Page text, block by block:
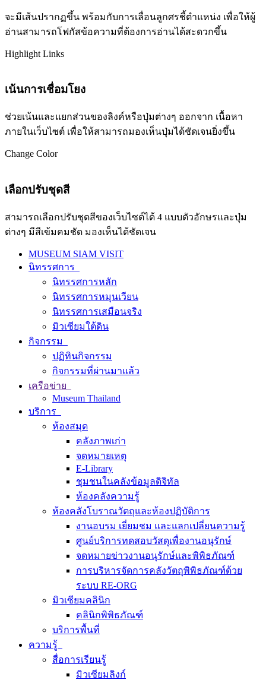
จะมีเส้นปรากฏขึ้น พร้อมกับการเลื่อนลูกศรชี้ตำแหน่ง เพื่อให้ผู้
อ่านสามารถโฟกัสข้อความที่ต้องการอ่านได้สะดวกขึ้น
Highlight Links
เน้นการเชื่อมโยง
ช่วยเน้นและแยกส่วนของลิงค์หรือปุ่มต่างๆ ออกจาก เนื้อหา
ภายในเว็บไซต์ เพื่อให้สามารถมองเห็นปุ่มได้ชัดเจนยิ่งขึ้น
Change Color
เลือกปรับชุดสี
สามารถเลือกปรับชุดสีของเว็บไซต์ได้ 4 แบบตัวอักษรและปุ่ม
ต่างๆ มีสีเข้มคมชัด มองเห็นได้ชัดเจน
MUSEUM SIAM VISIT
นิทรรศการ
นิทรรศการหลัก
นิทรรศการหมุนเวียน
นิทรรศการเสมือนจริง
มิวเซียมใต้ดิน
กิจกรรม
ปฏิทินกิจกรรม
กิจกรรมที่ผ่านมาแล้ว
เครือข่าย
Museum Thailand
บริการ
ห้องสมุด
คลังภาพเก่า
จดหมายเหตุ
E-Library
ชุมชนในคลังข้อมูลดิจิทัล
ห้องคลังความรู้
ห้องคลังโบราณวัตถุและห้องปฏิบัติการ
งานอบรม เยี่ยมชม และแลกเปลี่ยนความรู้
ศูนย์บริการทดสอบวัสดุเพื่องานอนุรักษ์
จดหมายข่าวงานอนุรักษ์และพิพิธภัณฑ์
การบริหารจัดการคลังวัตถุพิพิธภัณฑ์ด้วย
ระบบ RE-ORG
มิวเซียมคลินิก
คลินิกพิพิธภัณฑ์
บริการพื้นที่
ความรู้
สื่อการเรียนรู้
มิวเซียมลิงก์